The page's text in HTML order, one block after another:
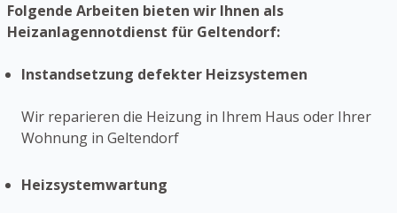
Folgende Arbeiten bieten wir Ihnen als
Heizanlagennotdienst für Geltendorf:
Instandsetzung defekter Heizsystemen
Wir reparieren die Heizung in Ihrem Haus oder Ihrer
Wohnung in Geltendorf
Heizsystemwartung